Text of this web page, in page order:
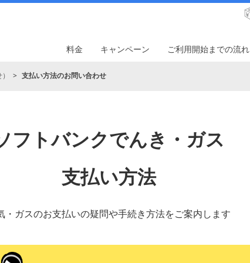
料金 キャンペーン ご利用開始までの流れ
支払い方法のお問い合わせ
フトバンクでんき・ガス
支払い方法
・ガスのお支払いの疑問や手続き方法をご案内します